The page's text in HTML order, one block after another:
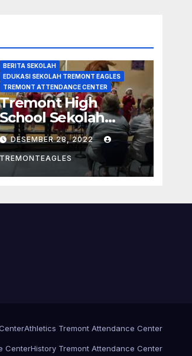
BERITA SEKOLAH
EDUKASI SEKOLAH TREMONT EAGLES
TREMONT ATTENDANCE CENTER
Tremont High
School Sekolah
Menengah Umum
Di Mississippi
DESEMBER 28, 2022
TREMONTEAGLES
Athletics Tremont Attendance Center
CenterHistory Tremont Attendance Center